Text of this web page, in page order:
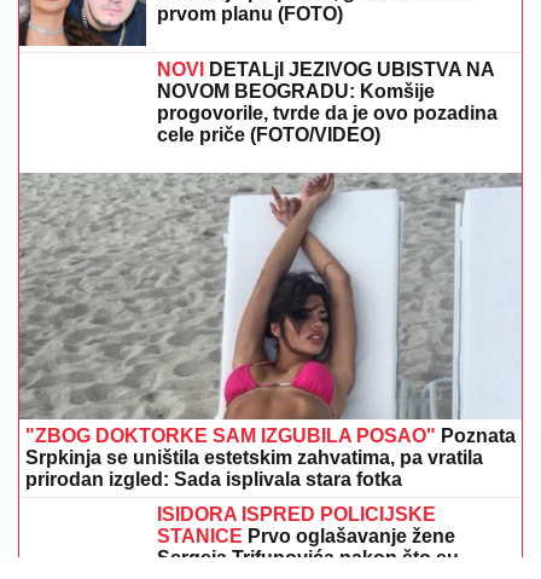
prvom planu (FOTO)
NOVI
DETALjI JEZIVOG UBISTVA NA
NOVOM BEOGRADU: Komšije
progovorile, tvrde da je ovo pozadina
cele priče (FOTO/VIDEO)
"ZBOG DOKTORKE SAM IZGUBILA POSAO" Poznata
Srpkinja se uništila estetskim zahvatima, pa vratila
prirodan izgled: Sada isplivala stara fotka
ISIDORA ISPRED POLICIJSKE
STANICE Prvo oglašavanje žene
Sergeja Trifunovića nakon što su